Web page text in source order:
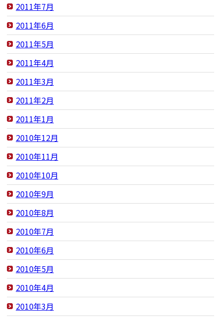
2011年7月
2011年6月
2011年5月
2011年4月
2011年3月
2011年2月
2011年1月
2010年12月
2010年11月
2010年10月
2010年9月
2010年8月
2010年7月
2010年6月
2010年5月
2010年4月
2010年3月